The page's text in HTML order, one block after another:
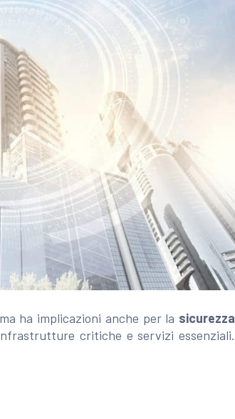
ha implicazioni anche per la sicurezza
critiche e servizi essenziali.